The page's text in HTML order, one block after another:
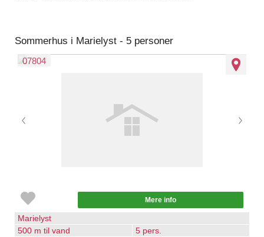
Sommerhus i Marielyst - 5 personer
07804
Mere info
Marielyst
500 m til vand
5 pers.